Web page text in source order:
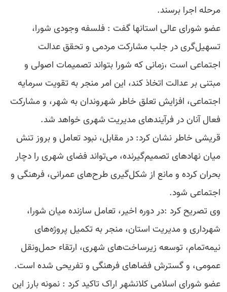
مرحله اجرا برسند.
عضو شورای عالی استانها گفت : فلسفه وجودی شورا،
تسهیل‌گری در جلب مشارکت مردمی و تحقق عدالت
اجتماعی است ،زمانی که شورا بتواند تصمیمات اصولی و
مبتنی بر عدالت اتخاذ کند، این امر منجر به تقویت سرمایه
اجتماعی، افزایش تعلق خاطر شهروندان به شهر، و مشارکت
فعال آنان در فرآیندهای مدیریت شهری خواهد شد.
قریشی خاطر نشان کرد: در مقابل، نبود تعامل و بروز تنش
میان نهادهای تصمیم‌گیرنده، می‌تواند فضای شهری را دچار
بحران کرده و مانع از شکل‌گیری طرح‌های عمرانی، فرهنگی و
اجتماعی شود.
وی تصریح کرد :در دوره اخیر، تعامل سازنده میان شورا،
شهرداری و مدیریت استان، منجر به تکمیل پروژه‌های
نیمه‌تمام، توسعه زیرساخت‌های شهری، ارتقاء حمل‌ونقل
عمومی، و گسترش فضاهای فرهنگی و تفریحی شده است.
عضو شورای اسلامی کلانشهر اراک تاکید کرد : نمونه بارز این